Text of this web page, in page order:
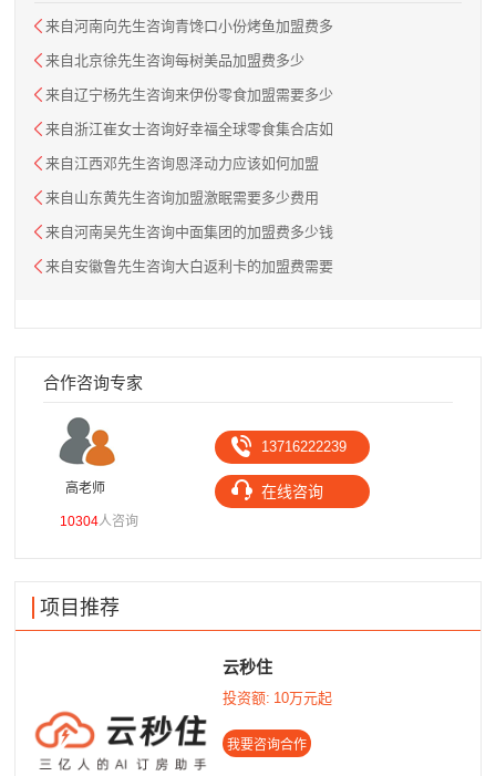
来自河南向先生咨询青馋口小份烤鱼加盟费多
来自北京徐先生咨询每树美品加盟费多少
来自辽宁杨先生咨询来伊份零食加盟需要多少
来自浙江崔女士咨询好幸福全球零食集合店如
来自江西邓先生咨询恩泽动力应该如何加盟
来自山东黄先生咨询加盟激眠需要多少费用
来自河南吴先生咨询中面集团的加盟费多少钱
来自安徽鲁先生咨询大白返利卡的加盟费需要
合作咨询专家
高老师
13716222239
在线咨询
10304人咨询
项目推荐
云秒住
投资额: 10万元起